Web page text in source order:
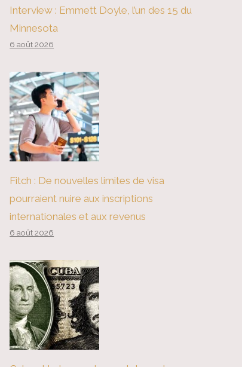
Interview : Emmett Doyle, l’un des 15 du
Minnesota
6 août 2026
Fitch : De nouvelles limites de visa
pourraient nuire aux inscriptions
internationales et aux revenus
6 août 2026